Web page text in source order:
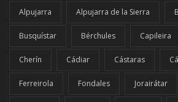
Alpujarra Alpujarra de la Sierra
Busquístar Bérchules Capileira
Cherín Cádiar Cástaras
Ferreirola Fondales Jorairátar